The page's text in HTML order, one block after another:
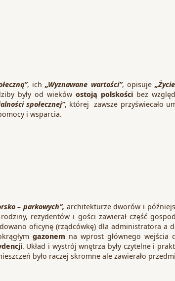
, ich„Wyznawane wartości”, opisuje
były od wieków ostoją polskościbez
społecznej”, której zawsze przyświecało
i wsparcia.
– parkowych”, architekturze dworów i
rezydentów i gości zawierał część
oficynę (rządcówkę) dla administratora
gazonem na wprost głównego
. Układ i wystrój wnętrza były czytelne i
było raczej skromne ale zawierało